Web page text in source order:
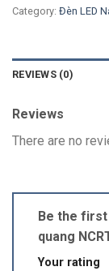
Category: Đèn LED
REVIEWS (0)
Reviews
There are no
Be the first
quang
Your rating